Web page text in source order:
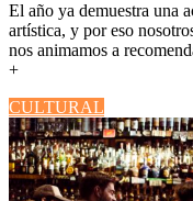
El año ya demuestra una
artística, y por eso
nos animamos a
+
CULTURAL